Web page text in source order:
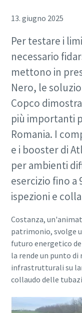
13. giugno 2025
Per testare i
necessario
mettono in
Nero, le
Copco
più importanti
Romania. I
e i booster di
per ambienti
esercizio fino a
ispezioni e
Costanza,
patrimonio, svolge
futuro energetico
la rende un punto
infrastrutturali su
collaudo delle